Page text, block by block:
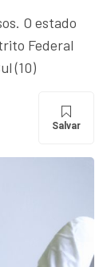
O estado
Federal
(10)
Salvar